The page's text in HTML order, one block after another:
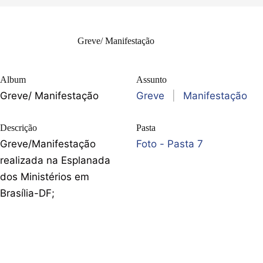
Greve/ Manifestação
Album
Greve/ Manifestação
Descrição
Greve/Manifestação
realizada na Esplanada
dos Ministérios em
Brasília-DF;
Assunto
Greve Manifestação
Pasta
Foto - Pasta 7